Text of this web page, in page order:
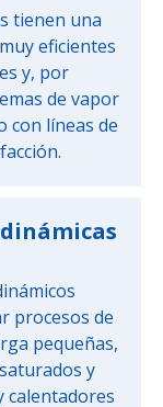
tienen una
eficientes
y, por
de vapor
con líneas de
procesos de
pequeñas,
y
calentadores